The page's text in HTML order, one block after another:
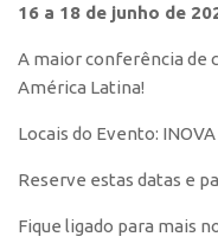
Edição 2021
Edição 2019
16 a 18 de junho de
A maior conferência de
América Latina!
Locais do Evento: INOVA
Reserve estas datas e
Fique ligado para mais